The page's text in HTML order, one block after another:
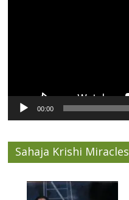
00:00
Sahaja Krishi Miracles